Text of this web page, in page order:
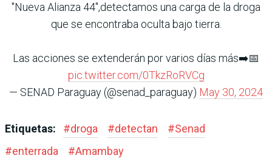
"Nueva Alianza 44",detectamos una carga de la droga
que se encontraba oculta bajo tierra.
Las acciones se extenderán por varios días más➡️📅
pic.twitter.com/0TkzRoRVCg
— SENAD Paraguay (@senad_paraguay) May 30, 2024
Etiquetas: #droga #detectan #Senad
#enterrada #Amambay